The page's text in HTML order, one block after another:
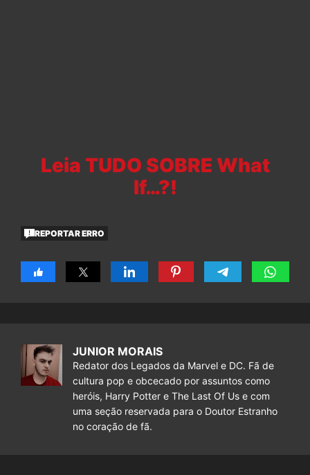
Leia TUDO SOBRE What
If…?!
REPORTAR ERRO
JUNIOR MORAIS
Redator dos Legados da Marvel e DC. Fã de
cultura pop e obcecado por assuntos como
heróis, Harry Potter e The Last Of Us e com
uma seção reservada para o Doutor Estranho
no coração de fã.